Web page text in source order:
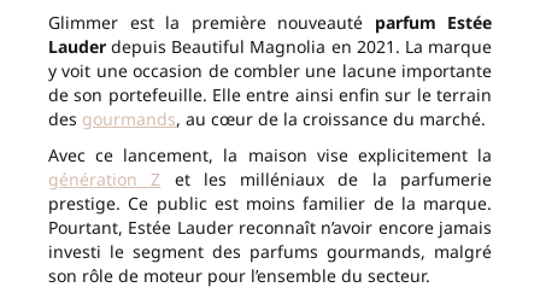
Glimmer est la première nouveauté parfum Estée
Lauder depuis Beautiful Magnolia en 2021. La marque
y voit une occasion de combler une lacune importante
de son portefeuille. Elle entre ainsi enfin sur le terrain
des gourmands, au cœur de la croissance du marché.
Avec ce lancement, la maison vise explicitement la
génération Z et les milléniaux de la parfumerie
prestige. Ce public est moins familier de la marque.
Pourtant, Estée Lauder reconnaît n’avoir encore jamais
investi le segment des parfums gourmands, malgré
son rôle de moteur pour l’ensemble du secteur.